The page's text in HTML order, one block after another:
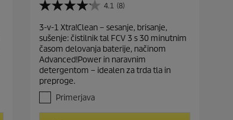
n
t
p
r
o
d
u
c
t
4.1 (8)
4
1
o
d
5
z
v
z
3-v-1 Xtra!Clean – sesanje, brisanje,
sušenje: čistilnik tal FCV 3 s 30 minutnim
časom delovanja baterije, načinom
Advanced!Power in naravnim
detergentom – idealen za trda tla in
preproge.
Primerjava